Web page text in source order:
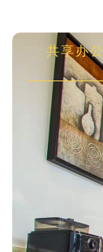
共享办公